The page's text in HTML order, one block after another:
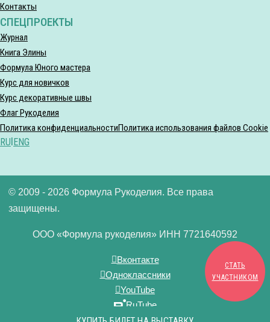
Контакты
СПЕЦПРОЕКТЫ
Журнал
Книга Элины
Формула Юного мастера
Курс для новичков
Курс декоративные швы
Флаг Рукоделия
СТАТЬ
УЧАСТНИКОМ
Политика конфиденциальностиПолитика использования файлов Cookie
RU ENG
© 2009 - 2026 Формула Рукоделия. Все права
защищены.
ООО «Формула рукоделия» ИНН 7721640592
Вконтакте
Одноклассники
YouTube
RuTube
Дзен